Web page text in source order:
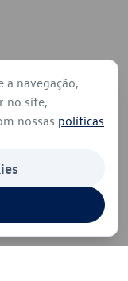
a navegação,
no site,
nossas políticas